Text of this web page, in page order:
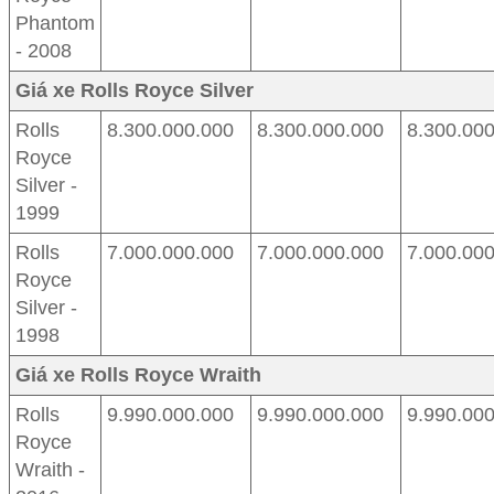
Phantom
- 2008
Giá xe Rolls Royce Silver
Rolls
Royce
Silver -
1999
8.300.000.000 8.300.000.000
Rolls
Royce
Silver -
1998
7.000.000.000 7.000.000.000
Giá xe Rolls Royce Wraith
Rolls
Royce
Wraith -
9.990.000.000 9.990.000.000